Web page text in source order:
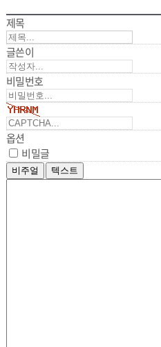
제목
글쓴이
비밀번호
옵션
비밀글
비주얼 텍스트